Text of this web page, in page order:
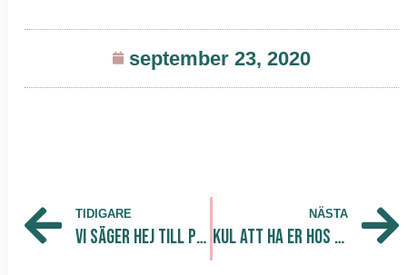
september 23, 2020
TIDIGARE
Vi säger hej till Premium!
NÄSTA
Kul att ha er hos oss B Human